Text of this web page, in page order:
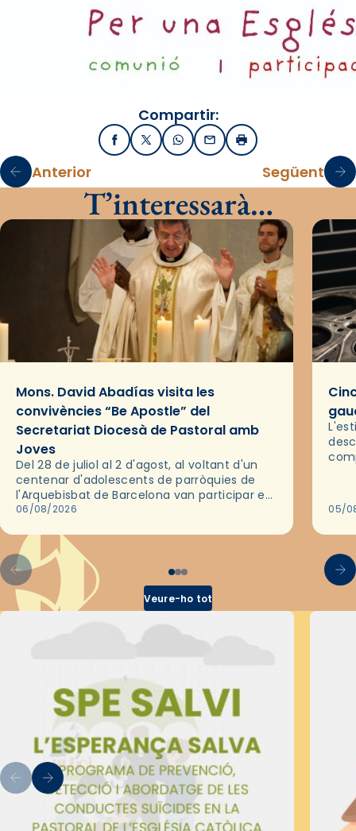
Compartir:
FacebookX / TwitterWhatsApp
EmailImprimir
Anterior Següent
T’interessarà…
Mons. David Abadías visita les
convivències “Be Apostle” del
Secretariat Diocesà de Pastoral amb
Joves
Del 28 de juliol al 2 d'agost, al voltant d'un
centenar d'adolescents de parròquies de
l'Arquebisbat de Barcelona van participar en
les convivències Be Apostle, organitzades
06/08/2026 05/
Veure-ho tot